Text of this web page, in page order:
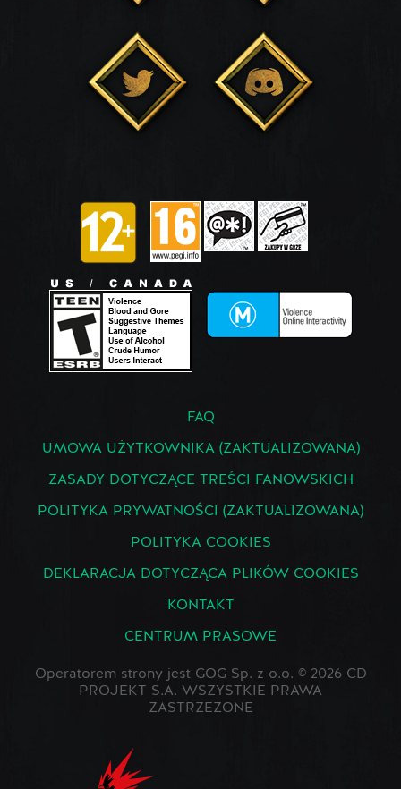
FAQ
UMOWA UŻYTKOWNIKA (ZAKTUALIZOWANA)
ZASADY DOTYCZĄCE TREŚCI FANOWSKICH
POLITYKA PRYWATNOŚCI (ZAKTUALIZOWANA)
POLITYKA COOKIES
DEKLARACJA DOTYCZĄCA PLIKÓW COOKIES
KONTAKT
CENTRUM PRASOWE
Operatorem strony jest GOG Sp. z o.o. © 2026 CD
PROJEKT S.A. WSZYSTKIE PRAWA
ZASTRZEŻONE